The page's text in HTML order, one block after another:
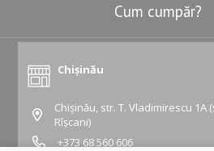
Cum cumpăr?
Chișinău
Chișinău, str. T. Vladimirescu 1A
Rîșcani)
+373 68 560 606